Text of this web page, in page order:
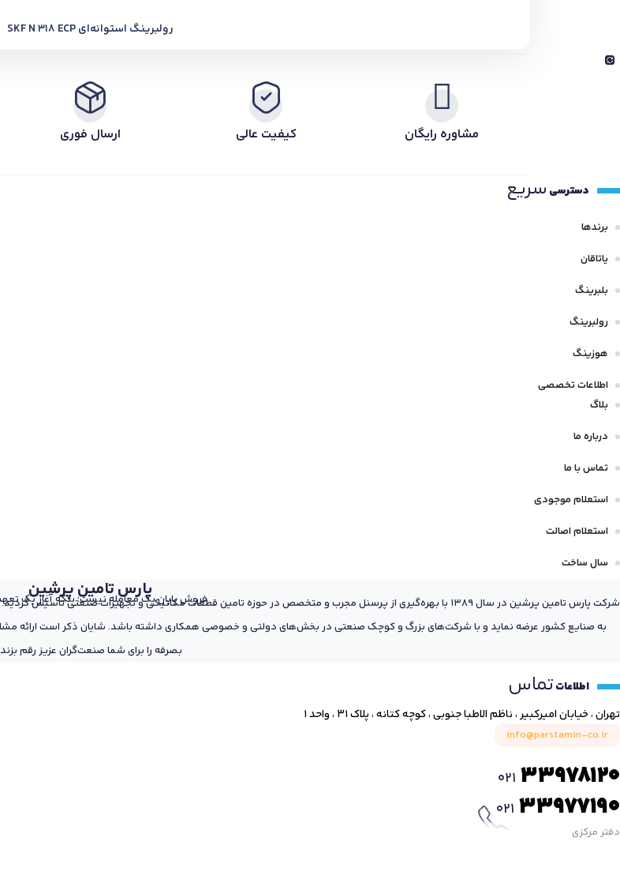
رولبرینگ استوانه‌ای SKF N 318 ECP
مشاوره رایگان کیفیت عالی ارسال فوری
دسترسی سریع
برندها
یاتاقان
بلبرینگ
رولبرینگ
هوزینگ
اطلاعات تخصصی
بلاگ
درباره ما
تماس با ما
استعلام موجودی
استعلام اصالت
سال ساخت
پارس تامین پرشین
فروش پایان یک معامله نیست؛ بلکه آغاز یک
شرکت پارس تامین پرشین در سال 1389 با بهره‌گیری از پرسنل مجرب و متخصص در حوزه تامین قطعات مکانیکی و تجهیزات
به صنایع کشور عرضه نماید و با شرکت‌های بزرگ و کوچک صنعتی در بخش‌های دولتی و خصوصی همکاری داشته باشد. شایان ذکر است ارائه
بصرفه را برای شما صنعت‌گران عزیز رقم
اطلاعاتتماس
تهران ، خیابان امیرکبیر ، ناظم الاطبا جنوبی ، کوچه کتانه ، پلاک ۳۱ ، واحد ۱
info@parstamin-co.ir
021 33978120
021 33977190
دفتر مرکزی